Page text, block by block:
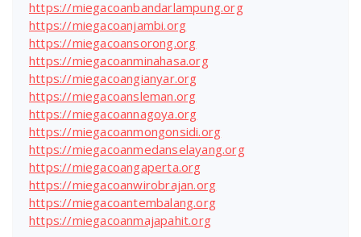
https://miegacoanbandarlampung.org
https://miegacoanjambi.org
https://miegacoansorong.org
https://miegacoanminahasa.org
https://miegacoangianyar.org
https://miegacoansleman.org
https://miegacoannagoya.org
https://miegacoanmongonsidi.org
https://miegacoanmedanselayang.org
https://miegacoangaperta.org
https://miegacoanwirobrajan.org
https://miegacoantembalang.org
https://miegacoanmajapahit.org